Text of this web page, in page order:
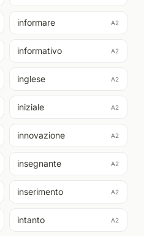
informare A2
informativo A2
inglese A2
iniziale A2
innovazione A2
insegnante A2
inserimento A2
intanto A2